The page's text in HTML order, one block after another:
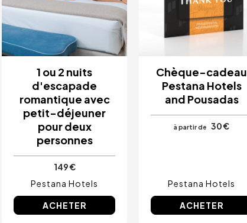
1 ou 2 nuits
d'escapade
romantique avec
petit-déjeuner
pour deux
personnes
149 €
Pestana Hotels
ACHETER
Chèque-cadeau
Pestana Hotels
and Pousadas
à partir de 30 €
Pestana Hotels
ACHETER